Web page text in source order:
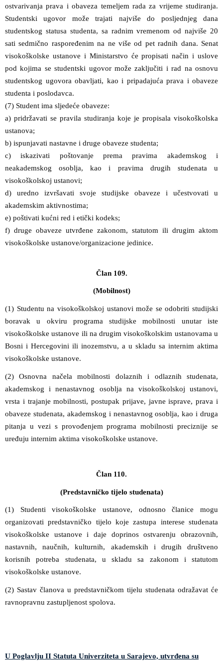
ostvarivanja prava i obaveza temeljem rada za vrijeme studiranja.
Studentski ugovor može trajati najviše do posljednjeg dana
studentskog statusa studenta, sa radnim vremenom od najviše 20
sati sedmično raspoređenim na ne više od pet radnih dana. Senat
visokoškolske ustanove i Ministarstvo će propisati način i uslove
pod kojima se studentski ugovor može zaključiti i rad na osnovu
studentskog ugovora obavljati, kao i pripadajuća prava i obaveze
studenta i poslodavca.
(7) Student ima sljedeće obaveze:
a) pridržavati se pravila studiranja koje je propisala visokoškolska
ustanova;
b) ispunjavati nastavne i druge obaveze studenta;
c) iskazivati poštovanje prema pravima akademskog i
neakademskog osoblja, kao i pravima drugih studenata u
visokoškolskoj ustanovi;
d) uredno izvršavati svoje studijske obaveze i učestvovati u
akademskim aktivnostima;
e) poštivati kućni red i etički kodeks;
f) druge obaveze utvrđene zakonom, statutom ili drugim aktom
visokoškolske ustanove/organizacione jedinice.
Član 109.
(Mobilnost)
(1) Studentu na visokoškolskoj ustanovi može se odobriti studijski
boravak u okviru programa studijske mobilnosti unutar iste
visokoškolske ustanove ili na drugim visokoškolskim ustanovama u
Bosni i Hercegovini ili inozemstvu, a u skladu sa internim aktima
visokoškolske ustanove.
(2) Osnovna načela mobilnosti dolaznih i odlaznih studenata,
akademskog i nenastavnog osoblja na visokoškolskoj ustanovi,
vrsta i trajanje mobilnosti, postupak prijave, javne isprave, prava i
obaveze studenata, akademskog i nenastavnog osoblja, kao i druga
pitanja u vezi s provođenjem programa mobilnosti preciznije se
uređuju internim aktima visokoškolske ustanove.
Član 110.
(Predstavničko tijelo studenata)
(1) Studenti visokoškolske ustanove, odnosno članice mogu
organizovati predstavničko tijelo koje zastupa interese studenata
visokoškolske ustanove i daje doprinos ostvarenju obrazovnih,
nastavnih, naučnih, kulturnih, akademskih i drugih društveno
korisnih potreba studenata, u skladu sa zakonom i statutom
visokoškolske ustanove.
(2) Sastav članova u predstavničkom tijelu studenata odražavat će
ravnopravnu zastupljenost spolova.
U Poglavlju II Statuta Univerziteta u Sarajevo, utvrđena su